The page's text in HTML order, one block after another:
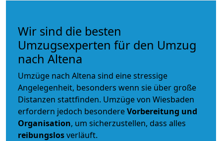
Wir sind die besten
Umzugsexperten für den Umzug
nach Altena
Umzüge nach Altena sind eine stressige
Angelegenheit, besonders wenn sie über große
Distanzen stattfinden. Umzüge von Wiesbaden
erfordern jedoch besondereVorbereitung und
Organisation, um sicherzustellen, dass alles
reibungslosverläuft.